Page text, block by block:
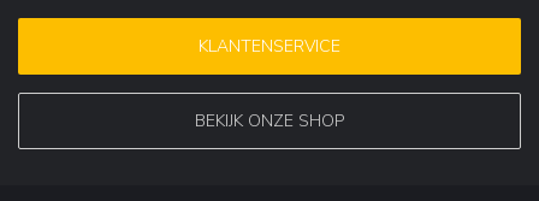
KLANTENSERVICE
BEKIJK ONZE SHOP